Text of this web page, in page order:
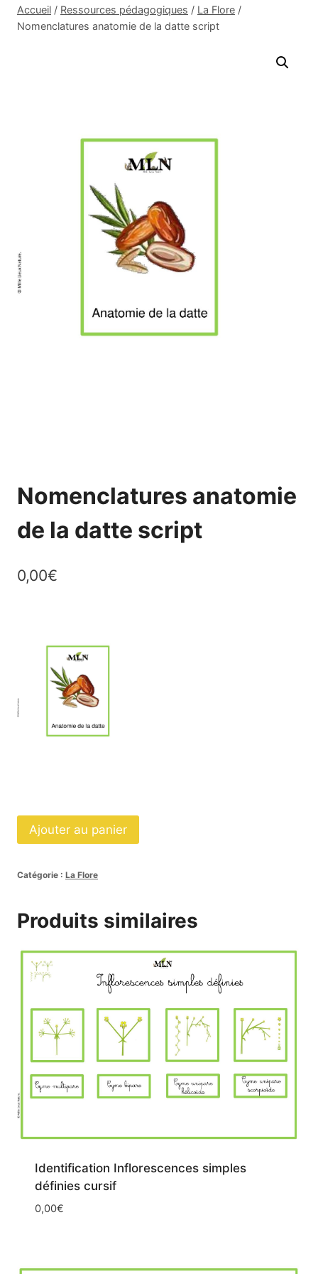
Accueil / Ressources pédagogiques / La Flore /
Nomenclatures anatomie de la datte script
Nomenclatures anatomie
de la datte script
0,00€
quantité
de
anatomie
la
script
Ajouter au panier
Catégorie : La Flore
Produits similaires
Identification Inflorescences simples
définies cursif
0,00€